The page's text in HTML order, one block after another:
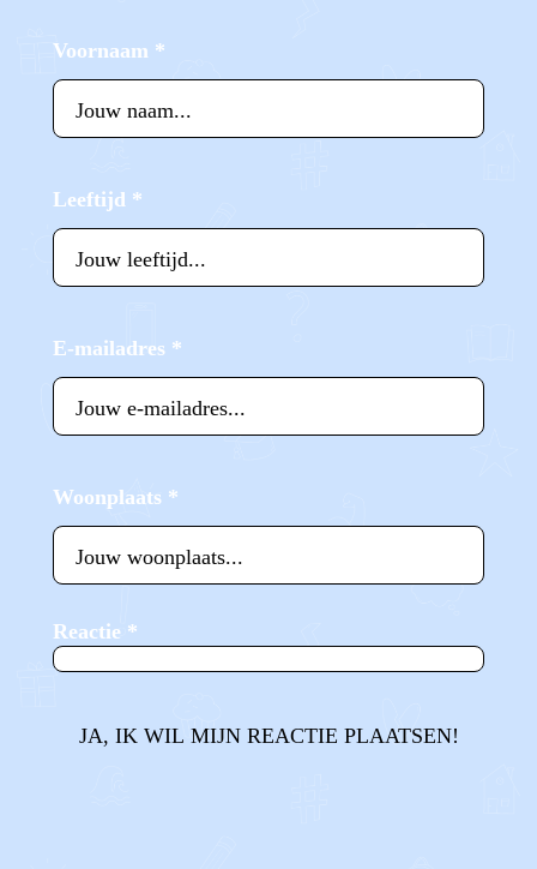
Voornaam *
Leeftijd *
E-mailadres *
Woonplaats *
Reactie *
JA, IK WIL MIJN REACTIE PLAATSEN!